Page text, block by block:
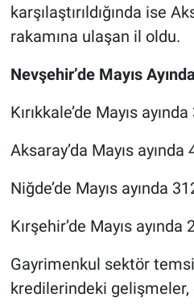
karşılaştırıldığında ise
rakamına ulaşan il oldu.
Nevşehir’de Mayıs
Kırıkkale’de Mayıs
Aksaray’da Mayıs ayında
Niğde’de Mayıs ayında
Kırşehir’de Mayıs ayında
Gayrimenkul sektör
kredilerindeki